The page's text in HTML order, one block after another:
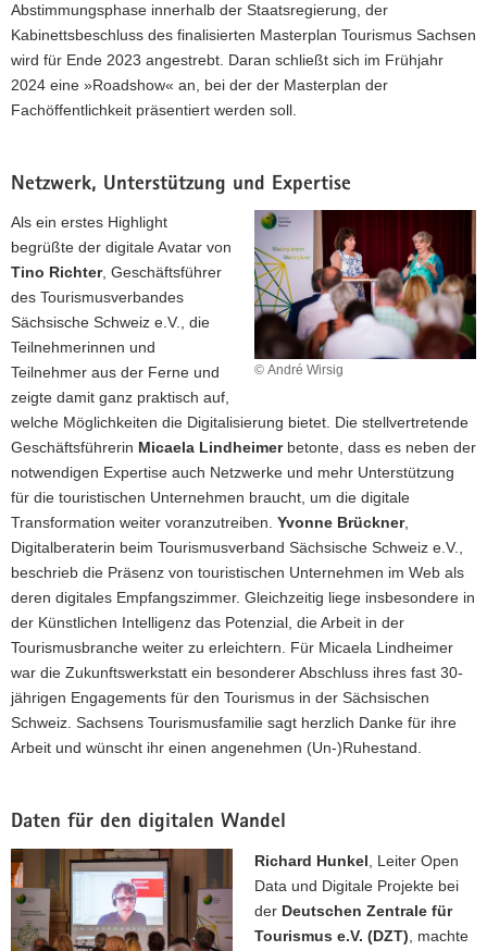
Abstimmungsphase innerhalb der Staatsregierung, der
Kabinettsbeschluss des finalisierten Masterplan Tourismus Sachsen
wird für Ende 2023 angestrebt. Daran schließt sich im Frühjahr
2024 eine »Roadshow« an, bei der der Masterplan der
Fachöffentlichkeit präsentiert werden soll.
Netzwerk, Unterstützung und Expertise
© André Wirsig
Als ein erstes Highlight
begrüßte der digitale Avatar von
Tino Richter, Geschäftsführer
des Tourismusverbandes
Sächsische Schweiz e.V., die
Teilnehmerinnen und
Teilnehmer aus der Ferne und
zeigte damit ganz praktisch auf,
welche Möglichkeiten die Digitalisierung bietet. Die stellvertretende
Geschäftsführerin Micaela Lindheimerbetonte, dass es neben der
notwendigen Expertise auch Netzwerke und mehr Unterstützung
für die touristischen Unternehmen braucht, um die digitale
Transformation weiter voranzutreiben. Yvonne Brückner,
Digitalberaterin beim Tourismusverband Sächsische Schweiz e.V.,
beschrieb die Präsenz von touristischen Unternehmen im Web als
deren digitales Empfangszimmer. Gleichzeitig liege insbesondere in
der Künstlichen Intelligenz das Potenzial, die Arbeit in der
Tourismusbranche weiter zu erleichtern. Für Micaela Lindheimer
war die Zukunftswerkstatt ein besonderer Abschluss ihres fast 30-
jährigen Engagements für den Tourismus in der Sächsischen
Schweiz. Sachsens Tourismusfamilie sagt herzlich Danke für ihre
Arbeit und wünscht ihr einen angenehmen (Un-)Ruhestand.
Daten für den digitalen Wandel
Richard Hunkel , Leiter Open
Data und Digitale Projekte bei
der Deutschen Zentrale für
Tourismus e.V. (DZT) , machte